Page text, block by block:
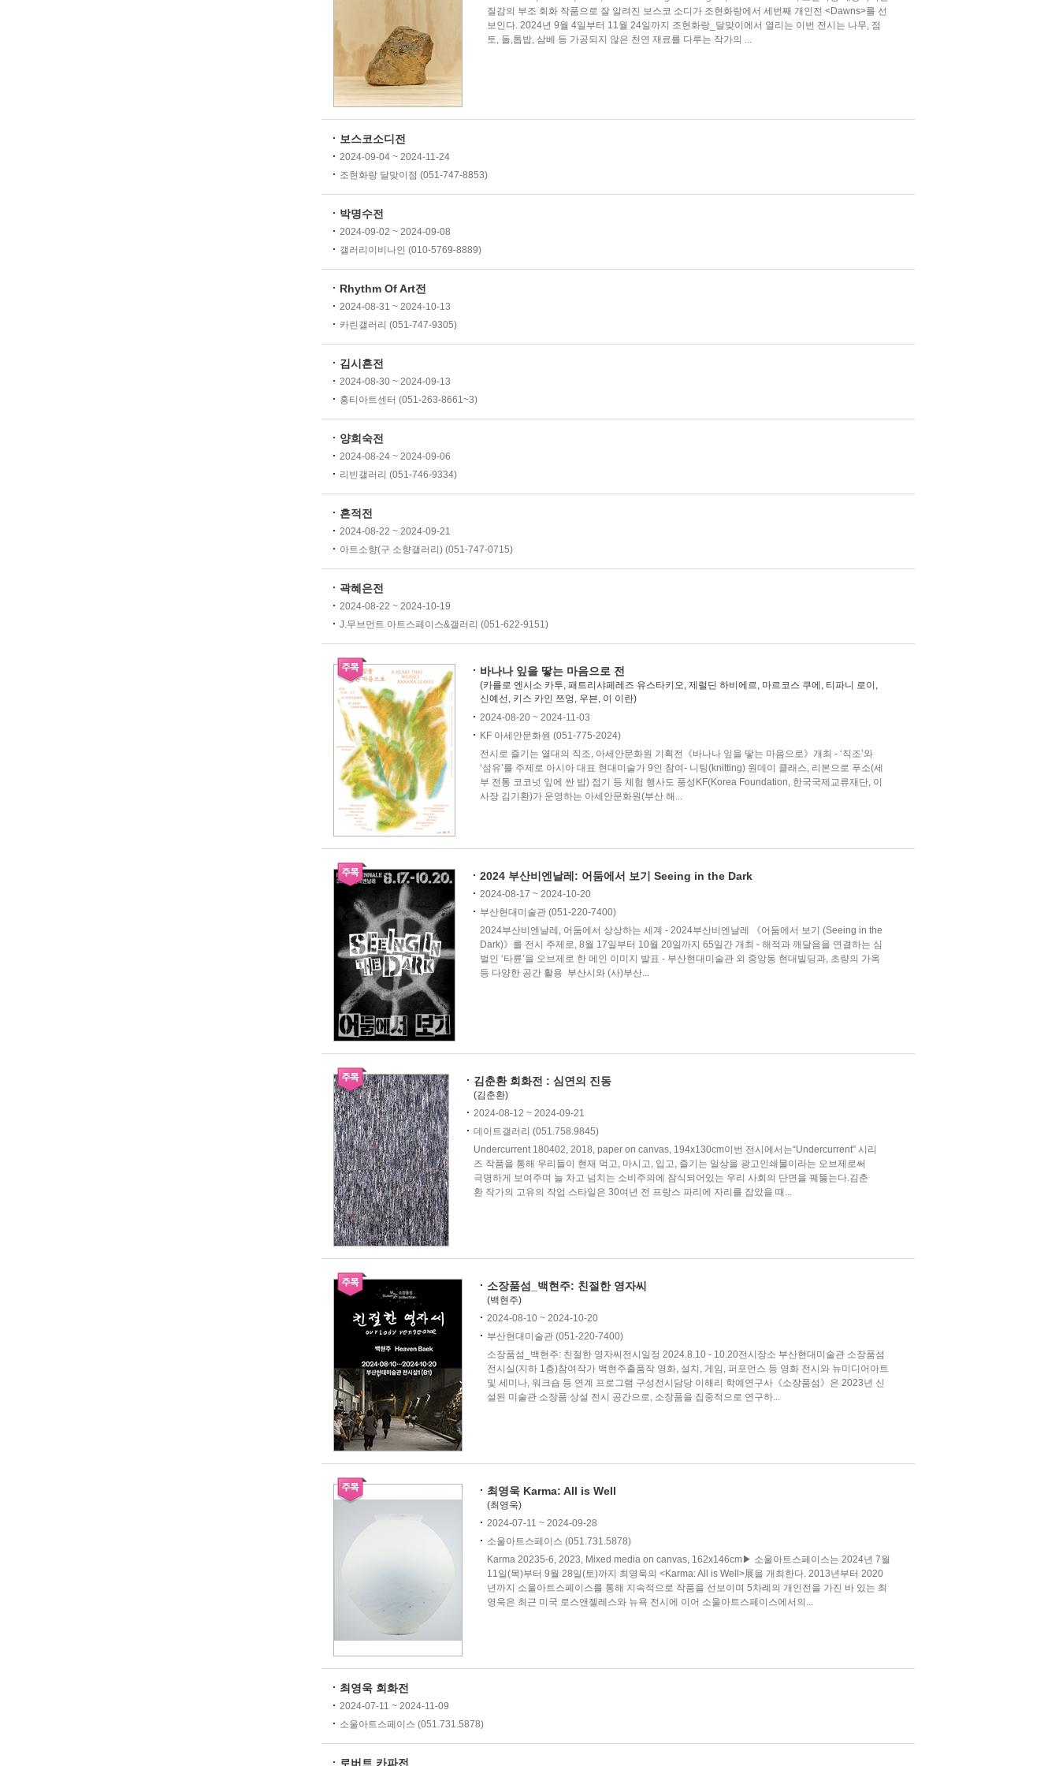
질감의 부조 회화 작품으로 잘 알려진 보스코 소디가 조현화랑에서 세번째 개인전 <Dawns>를 선
보인다. 2024년 9월 4일부터 11월 24일까지 조현화랑_달맞이에서 열리는 이번 전시는 나무, 점
토, 돌,톱밥, 삼베 등 가공되지 않은 천연 재료를 다루는 작가의 ...
보스코소디전
2024-09-04 ~ 2024-11-24
조현화랑 달맞이점 (051-747-8853)
박명수전
2024-09-02 ~ 2024-09-08
갤러리이비나인 (010-5769-8889)
Rhythm Of Art전
2024-08-31 ~ 2024-10-13
카린갤러리 (051-747-9305)
김시흔전
2024-08-30 ~ 2024-09-13
홍티아트센터 (051-263-8661~3)
양희숙전
2024-08-24 ~ 2024-09-06
리빈갤러리 (051-746-9334)
흔적전
2024-08-22 ~ 2024-09-21
아트소향(구 소향갤러리) (051-747-0715)
곽혜은전
2024-08-22 ~ 2024-10-19
J.무브먼트 아트스페이스&갤러리 (051-622-9151)
바나나 잎을 땋는 마음으로 전
(카를로 엔시소 카투, 패트리샤페레즈 유스타키오, 제럴딘 하비에르, 마르코스 쿠에, 티파니 로이,
신예선, 키스 카인 쯔엉, 우븐, 이 이란)
2024-08-20 ~ 2024-11-03
KF 아세안문화원 (051-775-2024)
전시로 즐기는 열대의 직조, 아세안문화원 기획전《바나나 잎을 땋는 마음으로》개최 - ‘직조’와
‘섬유’를 주제로 아시아 대표 현대미술가 9인 참여- 니팅(knitting) 원데이 클래스, 리본으로 푸소(세
부 전통 코코넛 잎에 싼 밥) 접기 등 체험 행사도 풍성KF(Korea Foundation, 한국국제교류재단, 이
사장 김기환)가 운영하는 아세안문화원(부산 해...
2024 부산비엔날레: 어둠에서 보기 Seeing in the Dark
2024-08-17 ~ 2024-10-20
부산현대미술관 (051-220-7400)
2024부산비엔날레, 어둠에서 상상하는 세계 - 2024부산비엔날레 《어둠에서 보기 (Seeing in the
Dark)》를 전시 주제로, 8월 17일부터 10월 20일까지 65일간 개최 - 해적과 깨달음을 연결하는 심
벌인 ‘타륜’을 오브제로 한 메인 이미지 발표 - 부산현대미술관 외 중앙동 현대빌딩과, 초량의 가옥
등 다양한 공간 활용 부산시와 (사)부산...
김춘환 회화전 : 심연의 진동
(김춘환)
2024-08-12 ~ 2024-09-21
데이트갤러리 (051.758.9845)
Undercurrent 180402, 2018, paper on canvas, 194x130cm이번 전시에서는“Undercurrent” 시리
즈 작품을 통해 우리들이 현재 먹고, 마시고, 입고, 즐기는 일상을 광고인쇄물이라는 오브제로써
극명하게 보여주며 늘 차고 넘치는 소비주의에 잠식되어있는 우리 사회의 단면을 꿰뚫는다.김춘
환 작가의 고유의 작업 스타일은 30여년 전 프랑스 파리에 자리를 잡았을 때...
소장품섬_백현주: 친절한 영자씨
(백현주)
2024-08-10 ~ 2024-10-20
부산현대미술관 (051-220-7400)
소장품섬_백현주: 친절한 영자씨전시일정 2024.8.10 - 10.20전시장소 부산현대미술관 소장품섬
전시실(지하 1층)참여작가 백현주출품작 영화, 설치, 게임, 퍼포먼스 등 영화 전시와 뉴미디어아트
및 세미나, 워크숍 등 연계 프로그램 구성전시담당 이해리 학예연구사《소장품섬》은 2023년 신
설된 미술관 소장품 상설 전시 공간으로, 소장품을 집중적으로 연구하...
최영욱 Karma: All is Well
(최영욱)
2024-07-11 ~ 2024-09-28
소울아트스페이스 (051.731.5878)
Karma 20235-6, 2023, Mixed media on canvas, 162x146cm▶ 소울아트스페이스는 2024년 7월
11일(목)부터 9월 28일(토)까지 최영욱의 <Karma: All is Well>展을 개최한다. 2013년부터 2020
년까지 소울아트스페이스를 통해 지속적으로 작품을 선보이며 5차례의 개인전을 가진 바 있는 최
영욱은 최근 미국 로스앤젤레스와 뉴욕 전시에 이어 소울아트스페이스에서의...
최영욱 회화전
2024-07-11 ~ 2024-11-09
소울아트스페이스 (051.731.5878)
로버트 카파전